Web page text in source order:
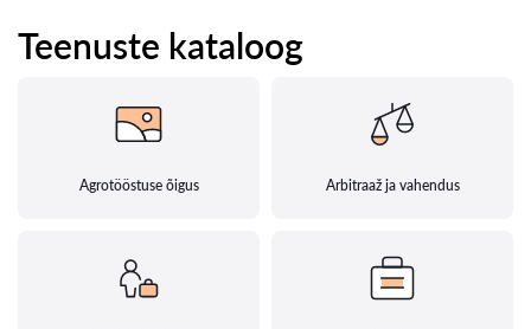
Teenuste kataloog
Agrotööstuse õigus Arbitraaž ja vahendus